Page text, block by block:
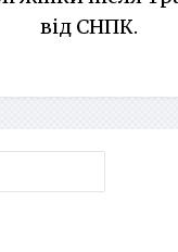
від СНПК.